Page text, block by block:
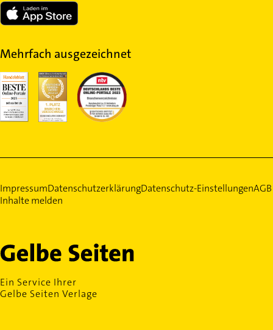
Mehrfach ausgezeichnet
ImpressumDatenschutzerklärungDatenschutz-EinstellungenAGB
Inhalte melden
Ein Service Ihrer
Gelbe Seiten Verlage